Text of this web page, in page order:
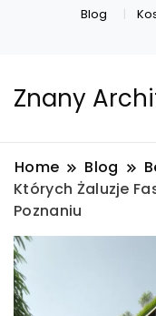
Blog
Znany
Home Blog
Których Żaluzje
Poznaniu